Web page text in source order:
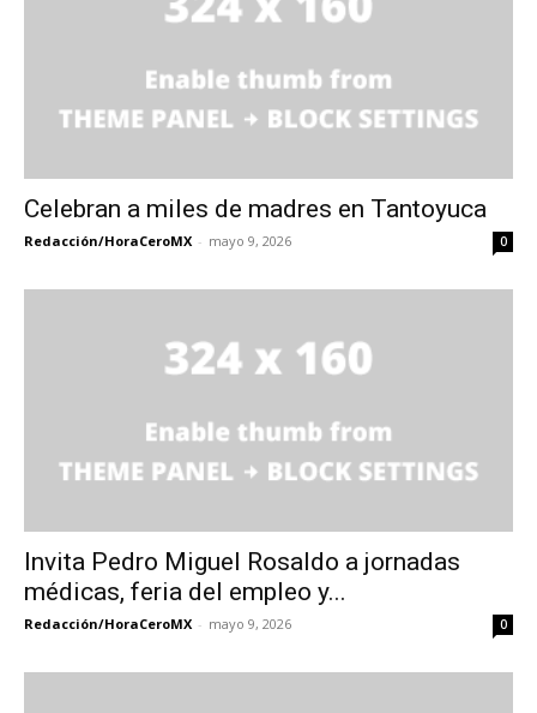
Celebran a miles de madres en Tantoyuca
Redacción/HoraCeroMX - mayo 9, 2026 0
Invita Pedro Miguel Rosaldo a jornadas
médicas, feria del empleo y...
Redacción/HoraCeroMX - mayo 9, 2026 0